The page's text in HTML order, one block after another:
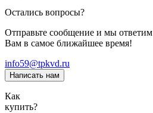
Остались вопросы?
Отправьте сообщение и мы ответим
Вам в самое ближайшее время!
info59@tpkvd.ru
Написать нам
Как
купить?